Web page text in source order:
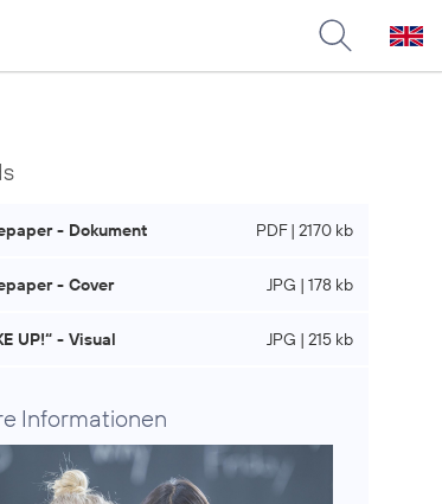
- Dokument PDF | 2170 kb
- Cover JPG | 178 kb
UP!“ - Visual JPG | 215 kb
Informationen